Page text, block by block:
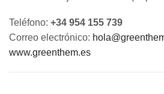
Teléfono: +34 954 155 739
Correo electrónico:
www.greenthem.es